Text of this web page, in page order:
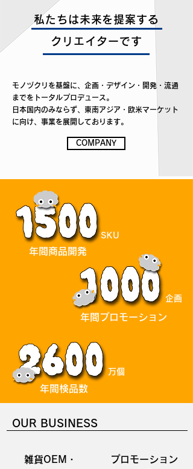
SKU
企画
年間商品開発
年間プロモーション
万個
年間検品数
OUR BUSINESS
雑貨OEM・
プロモーション
私たちは未来を提案する
クリエイターです
モノヅクリを基盤に、企画・デザイン・開発・流通
までをトータルプロデュース。
日本国内のみならず、東南アジア・欧米マーケット
に向け、事業を展開しております。
COMPANY